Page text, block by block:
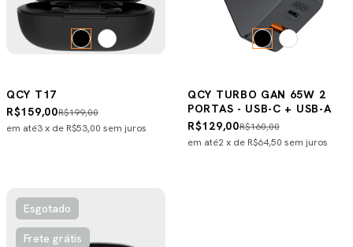
QCY T17
R$199,00
R$159,00
em até3x de R$53,00 sem juros
QCY TURBO GAN 65W 2
PORTAS - USB-C + USB-A
R$160,00
R$129,00
em até2x de R$64,50 sem juros
Esgotado
Frete grátis